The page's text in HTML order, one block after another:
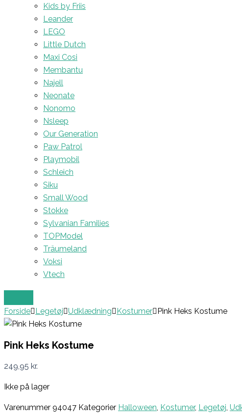
Kids by Friis
Leander
LEGO
Little Dutch
Maxi Cosi
Membantu
Najell
Neonate
Nonomo
Nsleep
Our Generation
Paw Patrol
Playmobil
Schleich
Siku
Small Wood
Stokke
Sylvanian Families
TOPModel
Träumeland
Voksi
Vtech
Forside Legetøj Udklædning Kostumer Pink Heks Kostume
Pink Heks Kostume
249,95 kr.
Ikke på lager
Varenummer 94047 Kategorier Halloween, Kostumer, Legetøj,